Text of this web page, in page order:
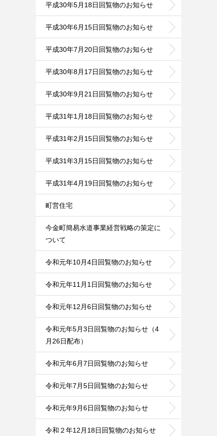
平成30年5月18日回覧物のお知らせ
平成30年6月15日回覧物のお知らせ
平成30年7月20日回覧物のお知らせ
平成30年8月17日回覧物のお知らせ
平成30年9月21日回覧物のお知らせ
平成31年1月18日回覧物のお知らせ
平成31年2月15日回覧物のお知らせ
平成31年3月15日回覧物のお知らせ
平成31年4月19日回覧物のお知らせ
町営住宅
今金町簡易水道事業経営戦略の策定に
ついて
令和元年10月4日回覧物のお知らせ
令和元年11月1日回覧物のお知らせ
令和元年12月6日回覧物のお知らせ
令和元年5月3日回覧物のお知らせ（4
月26日配布）
令和元年6月7日回覧物のお知らせ
令和元年7月5日回覧物のお知らせ
令和元年9月6日回覧物のお知らせ
令和２年12月18日回覧物のお知らせ